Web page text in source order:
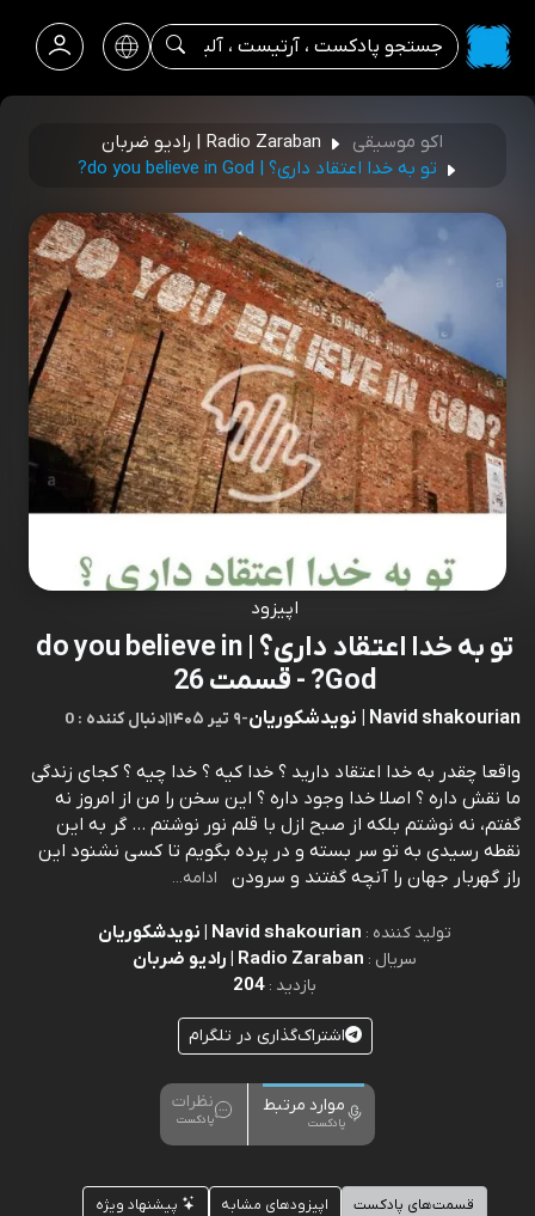
اکو موسیقی
Radio Zaraban | رادیو ضربان
تو به خدا اعتقاد داری؟ | do you believe in God?
اپیزود
تو به خدا اعتقاد داری؟ | do you believe in
God? - قسمت 26
Navid shakourian | نویدشکوریان -۹ تیر ۱۴۰۵ |0 : دنبال کننده
واقعا چقدر به خدا اعتقاد دارید ؟ خدا کیه ؟ خدا چیه ؟ کجای زندگی
ما نقش داره ؟ اصلا خدا وجود داره ؟ این سخن را من از امروز نه
گفتم، نه نوشتم بلکه از صبح ازل با قلم نور نوشتم … گر به این
نقطه رسیدی به تو سر بسته و در پرده بگویم تا کسی نشنود این
راز گهربار جهان را آنچه گفتند و سرودن
ادامه...
تولید کننده : Navid shakourian | نویدشکوریان
سریال : Radio Zaraban | رادیو ضربان
بازدید : 204
اشتراک‌گذاری در تلگرام
موارد مرتبط
پادکست
نظرات
پادکست
قسمت‌های پادکست اپیزودهای مشابه پیشنهاد ویژه